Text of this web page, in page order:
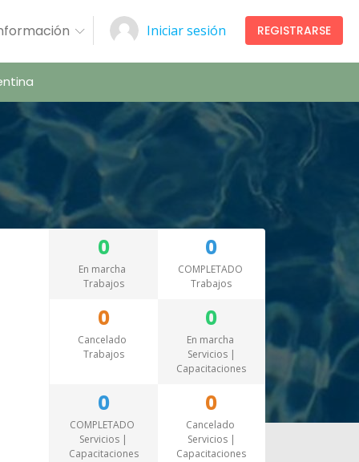
Iniciar sesión REGISTRARSE
0
En marcha
Trabajos
0
COMPLETADO
Trabajos
0
Cancelado
Trabajos
0
En marcha
Servicios |
Capacitaciones
0
COMPLETADO
Servicios |
Capacitaciones
0
Cancelado
Servicios |
Capacitaciones